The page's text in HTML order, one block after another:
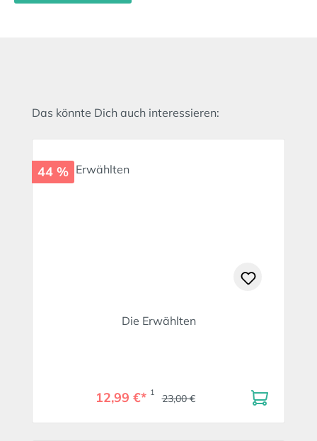
Produktgalerie überspringen
Das könnte Dich auch interessieren:
44 %
Die Erwählten
12,99 €* 1 23,00 €